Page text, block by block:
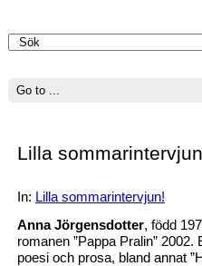
Lilla
In: Lilla sommarintervjun!
Anna Jörgensdotter, född
romanen ”Pappa Pralin”
poesi och prosa, bland annat